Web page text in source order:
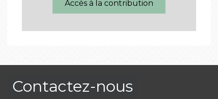
Accès à la contribution
Contactez-nous